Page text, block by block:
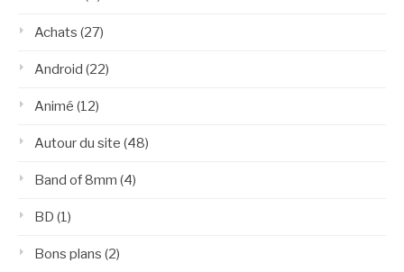
Achats (27)
Android (22)
Animé (12)
Autour du site (48)
Band of 8mm (4)
BD (1)
Bons plans (2)